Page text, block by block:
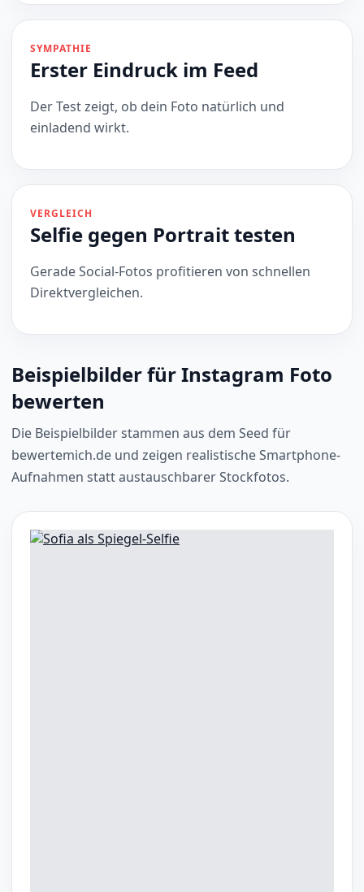
SYMPATHIE
Erster Eindruck im Feed
Der Test zeigt, ob dein Foto natürlich und
einladend wirkt.
VERGLEICH
Selfie gegen Portrait testen
Gerade Social-Fotos profitieren von schnellen
Direktvergleichen.
Beispielbilder für Instagram Foto
bewerten
Die Beispielbilder stammen aus dem Seed für
bewertemich.de und zeigen realistische Smartphone-
Aufnahmen statt austauschbarer Stockfotos.